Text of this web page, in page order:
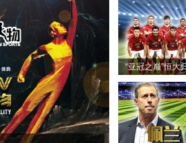
“亚冠之巅”恒大